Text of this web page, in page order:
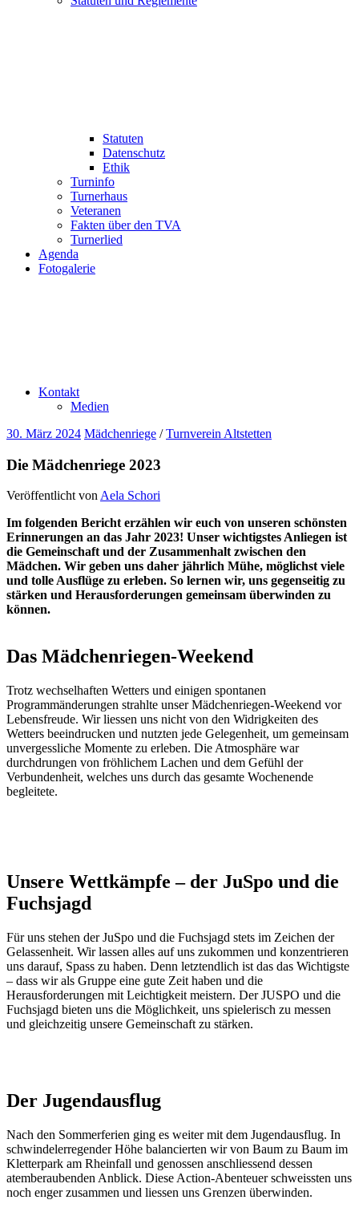
Statuten
Datenschutz
Ethik
Turninfo
Turnerhaus
Veteranen
Fakten über den TVA
Turnerlied
Agenda
Fotogalerie
Kontakt
Medien
30. März 2024 Mädchenriege /Turnverein Altstetten
Die Mädchenriege 2023
Veröffentlicht vonAela Schori
Im folgenden Bericht erzählen wir euch von unseren schönsten
Erinnerungen an das Jahr 2023! Unser wichtigstes Anliegen ist
die Gemeinschaft und der Zusammenhalt zwischen den
Mädchen. Wir geben uns daher jährlich Mühe, möglichst viele
und tolle Ausflüge zu erleben. So lernen wir, uns gegenseitig zu
stärken und Herausforderungen gemeinsam überwinden zu
können.
Das Mädchenriegen-Weekend
Trotz wechselhaften Wetters und einigen spontanen
Programmänderungen strahlte unser Mädchenriegen-Weekend vor
Lebensfreude. Wir liessen uns nicht von den Widrigkeiten des
Wetters beeindrucken und nutzten jede Gelegenheit, um gemeinsam
unvergessliche Momente zu erleben. Die Atmosphäre war
durchdrungen von fröhlichem Lachen und dem Gefühl der
Verbundenheit, welches uns durch das gesamte Wochenende
begleitete.
Unsere Wettkämpfe – der JuSpo und die
Fuchsjagd
Für uns stehen der JuSpo und die Fuchsjagd stets im Zeichen der
Gelassenheit. Wir lassen alles auf uns zukommen und konzentrieren
uns darauf, Spass zu haben. Denn letztendlich ist das das Wichtigste
– dass wir als Gruppe eine gute Zeit haben und die
Herausforderungen mit Leichtigkeit meistern. Der JUSPO und die
Fuchsjagd bieten uns die Möglichkeit, uns spielerisch zu messen
und gleichzeitig unsere Gemeinschaft zu stärken.
Der Jugendausflug
Nach den Sommerferien ging es weiter mit dem Jugendausflug. In
schwindelerregender Höhe balancierten wir von Baum zu Baum im
Kletterpark am Rheinfall und genossen anschliessend dessen
atemberaubenden Anblick. Diese Action-Abenteuer schweissten uns
noch enger zusammen und liessen uns Grenzen überwinden.